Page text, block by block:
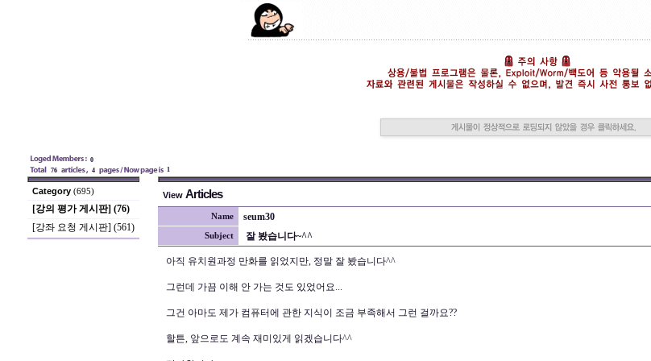
0
76
4 1
Category (695)
[강의 평가 게시판] (76)
[강좌 요청 게시판] (561)
View Articles
Name seum30
Subject 잘 봤습니다~^^
아직 유치원과정 만화를 읽었지만, 정말 잘 봤습니다^^
그런데 가끔 이해 안 가는 것도 있었어요...
그건 아마도 제가 컴퓨터에 관한 지식이 조금 부족해서 그런 걸까요??
할튼, 앞으로도 계속 재미있게 읽겠습니다^^